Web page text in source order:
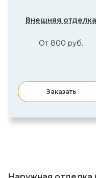
Внешняя отделка
От 800 руб.
Заказать